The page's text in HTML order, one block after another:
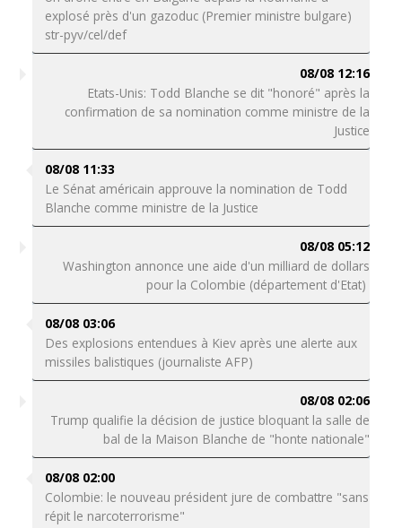
explosé près d'un gazoduc (Premier ministre bulgare)
str-pyv/cel/def
08/08 12:16
Etats-Unis: Todd Blanche se dit "honoré" après la
confirmation de sa nomination comme ministre de la
Justice
08/08 11:33
Le Sénat américain approuve la nomination de Todd
Blanche comme ministre de la Justice
08/08 05:12
Washington annonce une aide d'un milliard de dollars
pour la Colombie (département d'Etat)
08/08 03:06
Des explosions entendues à Kiev après une alerte aux
missiles balistiques (journaliste AFP)
08/08 02:06
Trump qualifie la décision de justice bloquant la salle de
bal de la Maison Blanche de "honte nationale"
08/08 02:00
Colombie: le nouveau président jure de combattre "sans
répit le narcoterrorisme"